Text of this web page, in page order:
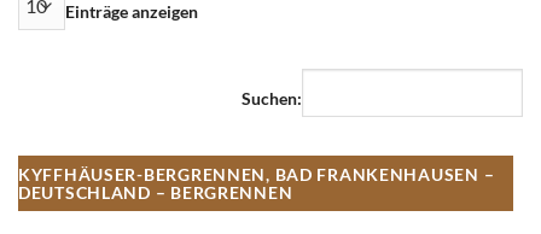
Einträge anzeigen
Suchen:
KYFFHÄUSER-BERGRENNEN, BAD FRANKENHAUSEN –
DEUTSCHLAND – BERGRENNEN